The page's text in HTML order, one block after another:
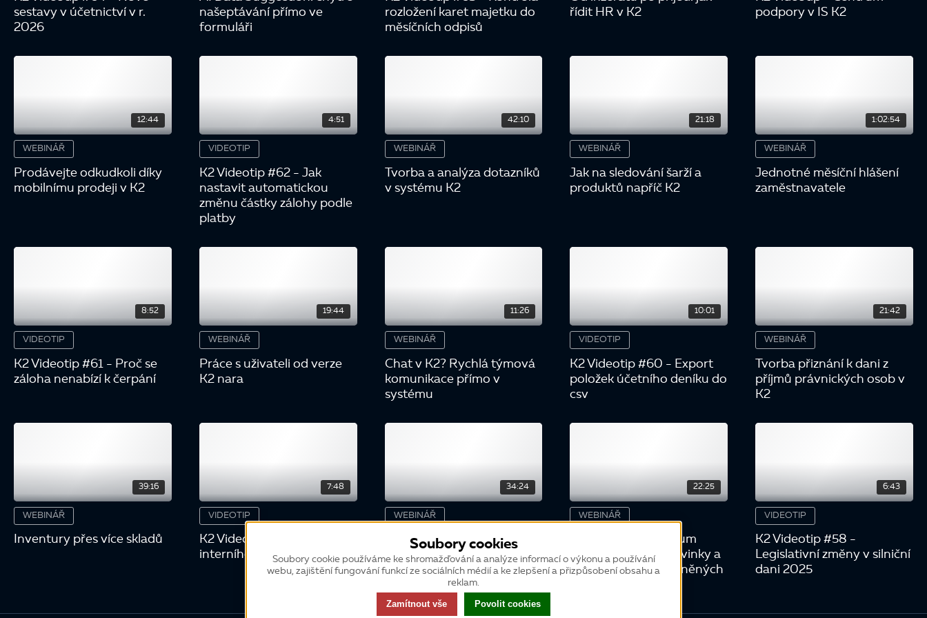
sestavy v účetnictví v r.
2026
našeptávání přímo ve
formuláři
rozložení karet majetku do
měsíčních odpisů
řídit HR v K2
podpory v IS K2
12:44
WEBINÁŘ
Prodávejte odkudkoli díky
mobilnímu prodeji v K2
4:51
VIDEOTIP
K2 Videotip #62 - Jak
nastavit automatickou
změnu částky zálohy podle
platby
42:10
WEBINÁŘ
Tvorba a analýza dotazníků
v systému K2
21:18
WEBINÁŘ
Jak na sledování šarží a
produktů napříč K2
1:02:54
WEBINÁŘ
Jednotné měsíční hlášení
zaměstnavatele
8:52
VIDEOTIP
K2 Videotip #61 - Proč se
záloha nenabízí k čerpání
19:44
WEBINÁŘ
Práce s uživateli od verze
K2 nara
11:26
WEBINÁŘ
Chat v K2? Rychlá týmová
komunikace přímo v
systému
10:01
VIDEOTIP
K2 Videotip #60 - Export
položek účetního deníku do
csv
21:42
WEBINÁŘ
Tvorba přiznání k dani z
příjmů právnických osob v
K2
39:16
WEBINÁŘ
Inventury přes více skladů
7:48
VIDEOTIP
K2 Videotip #59 - Import
interního dokladu z Excelu
34:24
WEBINÁŘ
Legislativní změny ve
mzdách k 1. 1. 2026
22:25
WEBINÁŘ
K2 webinář - Centrum
podpory v praxi: novinky a
chyby, seznam uvolněných
6:43
VIDEOTIP
K2 Videotip #58 -
Legislativní změny v silniční
dani 2025
Soubory cookies
Soubory cookie používáme ke shromažďování a analýze informací o výkonu a používání
webu, zajištění fungování funkcí ze sociálních médií a ke zlepšení a přizpůsobení obsahu a
reklam.
Zamítnout vše Povolit cookies